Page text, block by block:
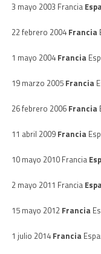
3 mayo 2003 Francia
22 febrero 2004 Francia
1 mayo 2004 Francia
19 marzo 2005 Francia
26 febrero 2006 Francia
11 abril 2009 Francia
10 mayo 2010 Francia
2 mayo 2011 Francia
15 mayo 2012 Francia
1 julio 2014 Francia